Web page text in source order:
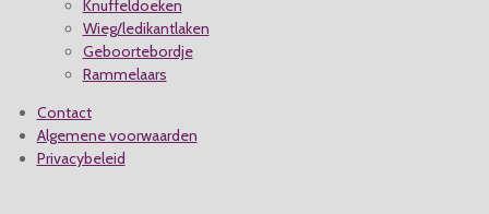
Knuffeldoeken
Wieg/ledikantlaken
Geboortebordje
Rammelaars
Contact
Algemene voorwaarden
Privacybeleid